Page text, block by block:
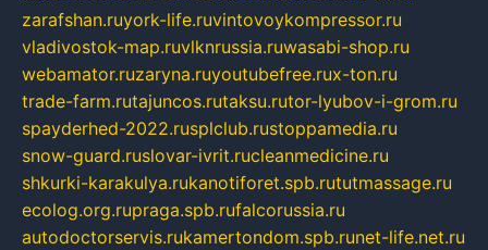
zarafshan.ruyork-life.ruvintovoykompressor.ru
vladivostok-map.ruvlknrussia.ruwasabi-shop.ru
webamator.ruzaryna.ruyoutubefree.rux-ton.ru
trade-farm.rutajuncos.rutaksu.rutor-lyubov-i-grom.ru
spayderhed-2022.rusplclub.rustoppamedia.ru
snow-guard.ruslovar-ivrit.rucleanmedicine.ru
shkurki-karakulya.rukanotiforet.spb.rututmassage.ru
ecolog.org.rupraga.spb.rufalcorussia.ru
autodoctorservis.rukamertondom.spb.runet-life.net.ru